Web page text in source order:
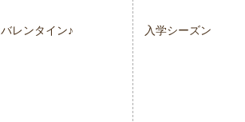
レンタイン♪
入学シーズン